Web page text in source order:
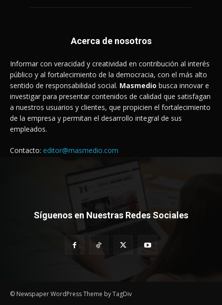
Acerca de nosotros
Informar con veracidad y creatividad en contribución al interés
público y al fortalecimiento de la democracia, con el más alto
sentido de responsabilidad social. Masmedio busca innovar e
investigar para presentar contenidos de calidad que satisfagan
a nuestros usuarios y clientes, que propicien el fortalecimiento
de la empresa y permitan el desarrollo integral de sus
empleados.
Contacto: editor@masmedio.com
Síguenos en Nuestras Redes Sociales
© Newspaper WordPress Theme by TagDiv